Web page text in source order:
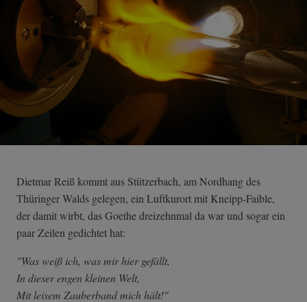
Dietmar Reiß kommt aus Stützerbach, am Nordhang des
Thüringer Walds gelegen, ein Luftkurort mit Kneipp-Faible,
der damit wirbt, das Goethe dreizehnmal da war und sogar ein
paar Zeilen gedichtet hat:
"Was weiß ich, was mir hier gefällt,
In dieser engen kleinen Welt,
Mit leisem Zauberband mich hält!"